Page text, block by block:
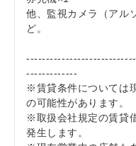
他、監視カメラ（アル
ど。
-------------
※賃貸条件については
の可能性があります。
※取扱会社規定の賃貸
発生します。